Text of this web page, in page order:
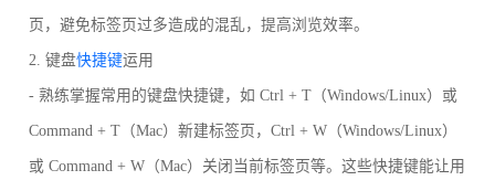
页，避免标签页过多造成的混乱，提高浏览效率。
2. 键盘快捷键运用
- 熟练掌握常用的键盘快捷键，如 Ctrl + T（Windows/Linux）或
Command + T（Mac）新建标签页，Ctrl + W（Windows/Linux）
或 Command + W（Mac）关闭当前标签页等。这些快捷键能让用